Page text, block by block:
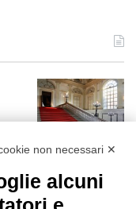
e
non necessari ✕
alcuni